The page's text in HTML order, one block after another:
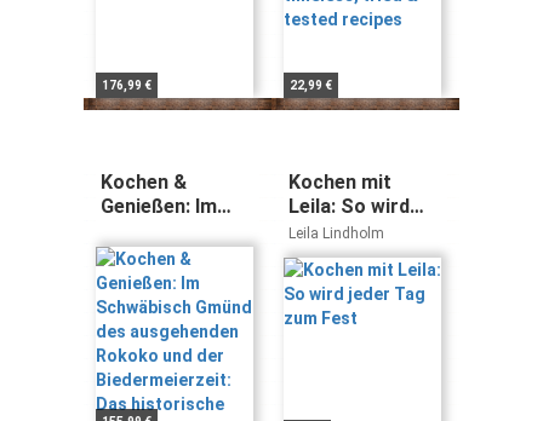
176,99 € 22,99 €
Kochen &
Genießen: Im
Gmünd des
ausgehenden
Rokoko und der
Biedermeierzeit:
Das historische
Gmünder
Kochbuch. Mit
Kochen mit
Leila: So wird
jeder Tag zum
Fest
Leila Lindholm